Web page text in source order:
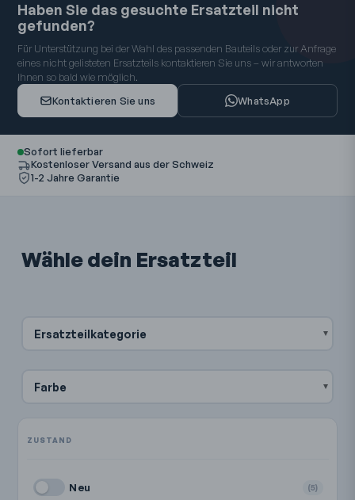
Haben Sie das gesuchte Ersatzteil nicht
gefunden?
Für Unterstützung bei der Wahl des passenden Bauteils oder zur Anfrage
eines nicht gelisteten Ersatzteils kontaktieren Sie uns – wir antworten
Ihnen so bald wie möglich.
Kontaktieren Sie uns
WhatsApp
Sofort lieferbar
Kostenloser Versand aus der Schweiz
1-2 Jahre Garantie
Wähle dein Ersatzteil
Ersatzteilkategorie
Farbe
Neu (5)